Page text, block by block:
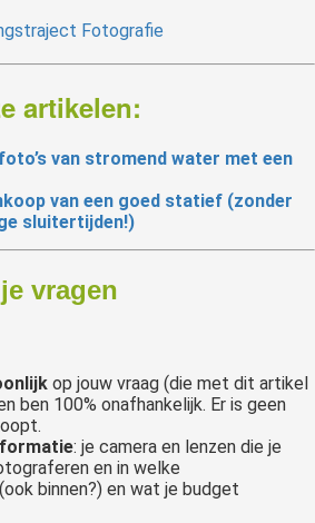
artikelen:
van stromend water met een
van een goed statief (zonder
sluitertijden!)
vragen
op jouw vraag (die met dit artikel
ben 100% onafhankelijk. Er is geen
: je camera en lenzen die je
en in welke
binnen?) en wat je budget